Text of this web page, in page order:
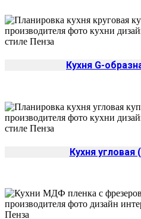
Кухня G-
Кухня угловая